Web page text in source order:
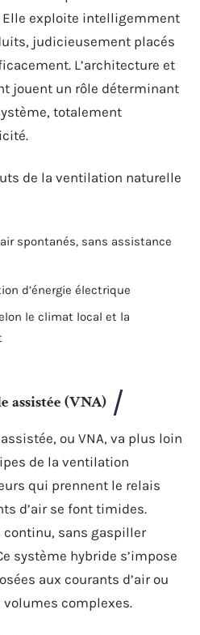
Elle exploite intelligemment
judicieusement placés
L’architecture et
jouent un rôle déterminant
totalement
de la ventilation naturelle
spontanés, sans assistance
d’énergie électrique
le climat local et la
(VNA)
ou VNA, va plus loin
de la ventilation
qui prennent le relais
d’air se font timides.
continu, sans gaspiller
système hybride s’impose
aux courants d’air ou
complexes.